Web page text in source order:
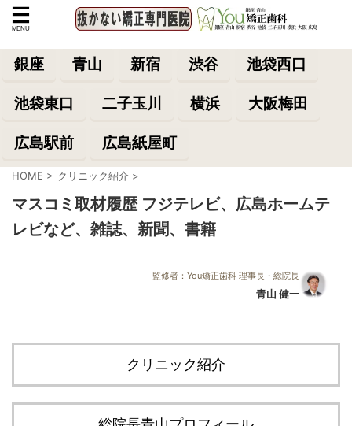
銀座 青山 新宿 渋谷 池袋西口
池袋東口 二子玉川 横浜 大阪梅田
広島駅前 広島紙屋町
HOME > クリニック紹介 >
マスコミ取材履歴 フジテレビ、広島ホームテ
レビなど、雑誌、新聞、書籍
監修者：You矯正歯科 理事長・総院長
青山 健一
クリニック紹介